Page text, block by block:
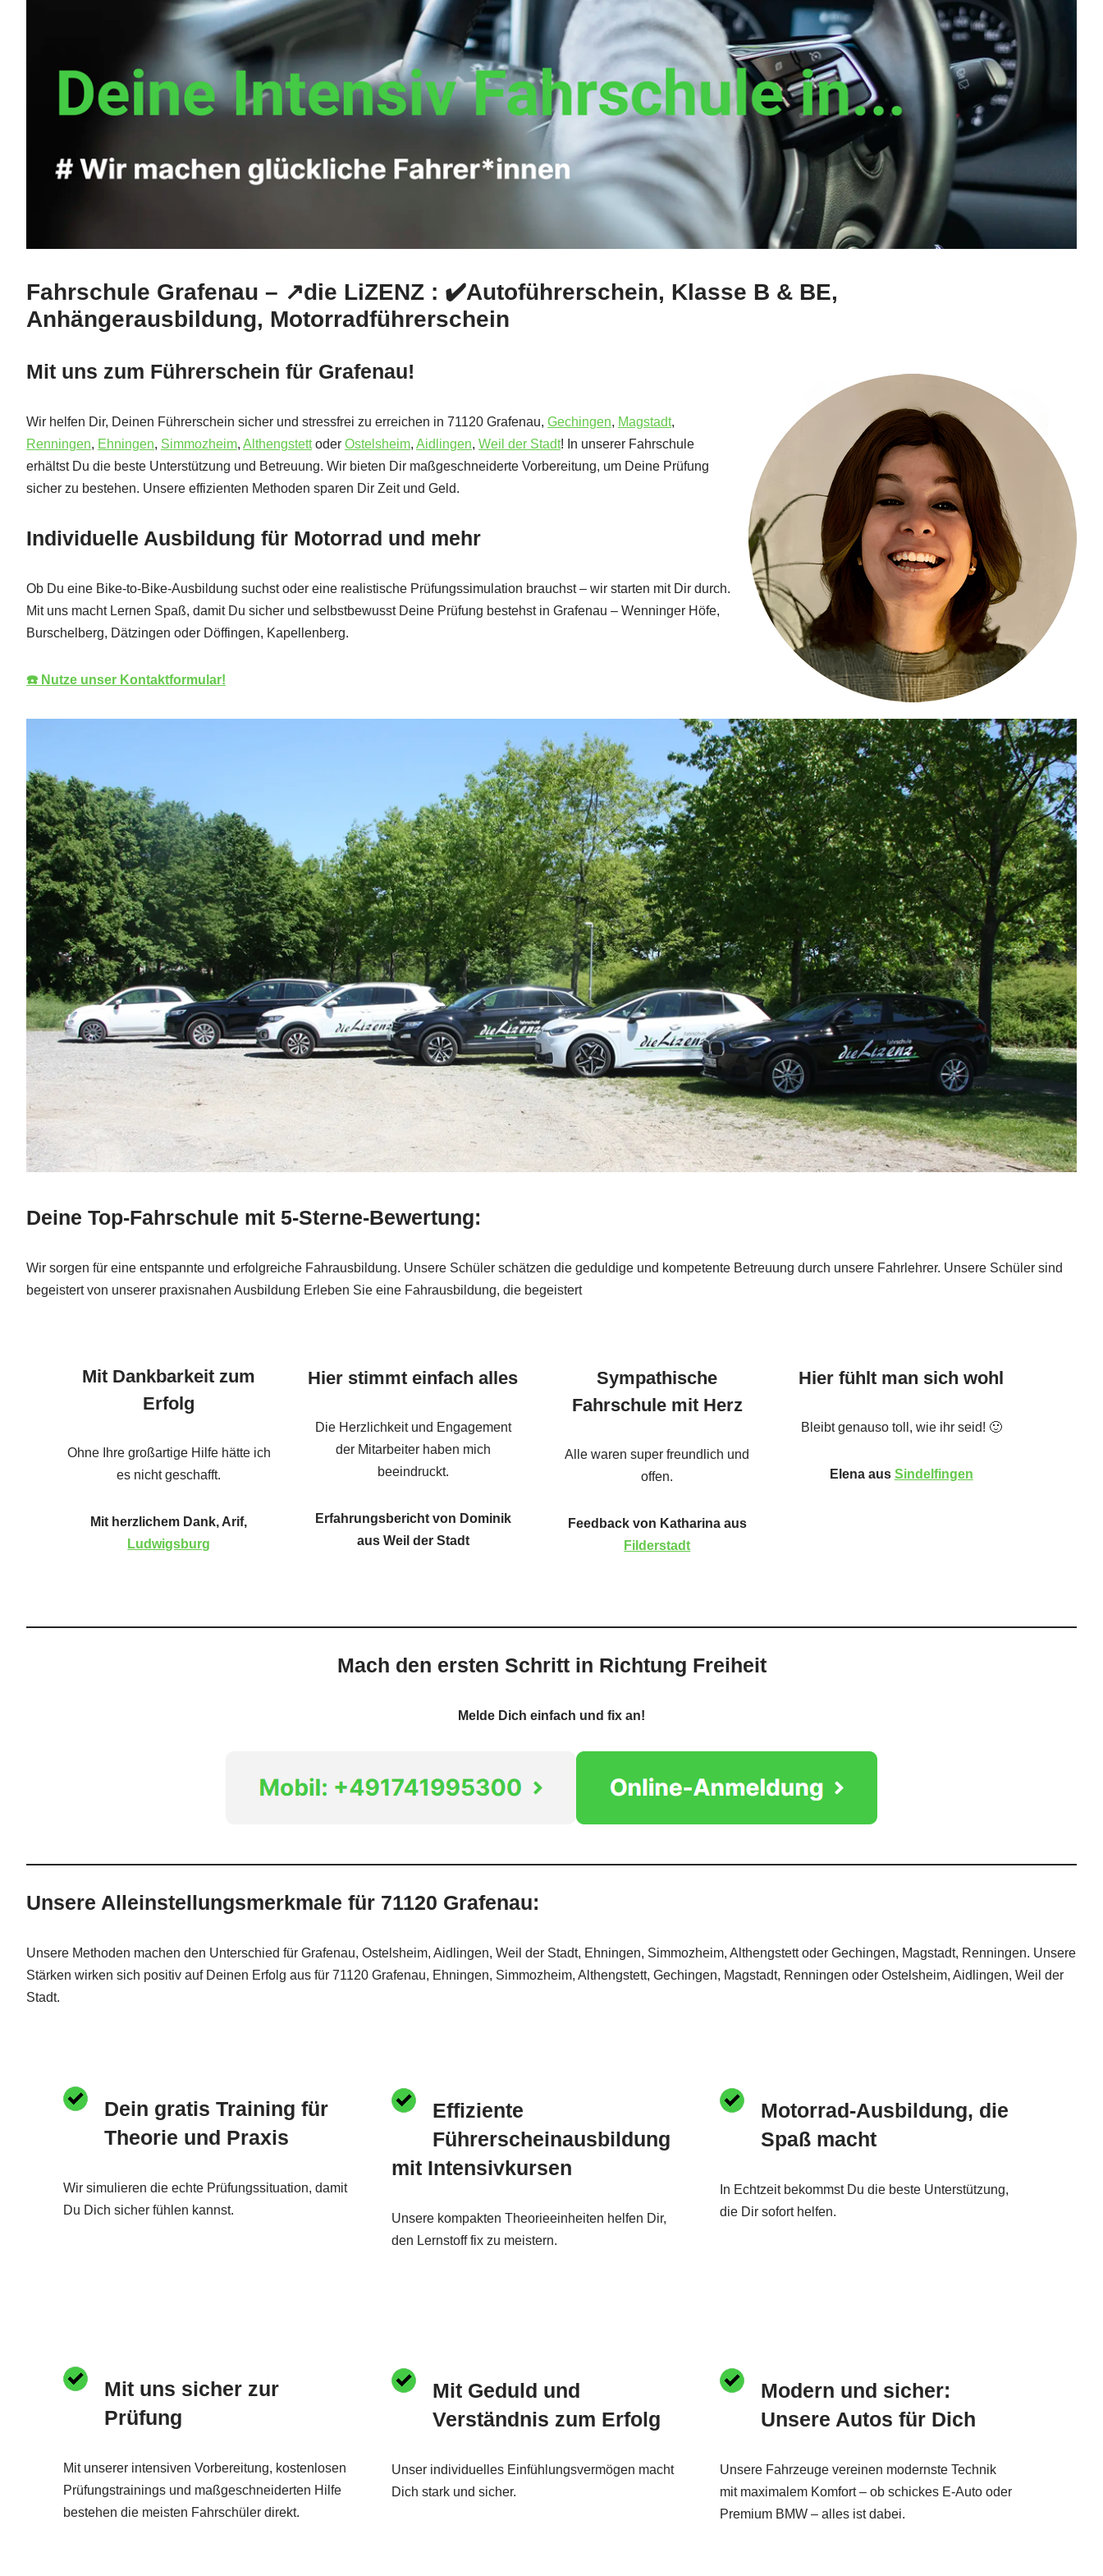
Fahrschule Grafenau – ↗️die LiZENZ : ✔️Autoführerschein, Klasse B & BE,
Anhängerausbildung, Motorradführerschein
Mit uns zum Führerschein für Grafenau!
Wir helfen Dir, Deinen Führerschein sicher und stressfrei zu erreichen in 71120 Grafenau, Gechingen, Magstadt,
Renningen, Ehningen, Simmozheim, Althengstettoder Ostelsheim, Aidlingen, Weil der Stadt! In unserer Fahrschule
erhältst Du die beste Unterstützung und Betreuung. Wir bieten Dir maßgeschneiderte Vorbereitung, um Deine Prüfung
sicher zu bestehen. Unsere effizienten Methoden sparen Dir Zeit und Geld.
Individuelle Ausbildung für Motorrad und mehr
Ob Du eine Bike-to-Bike-Ausbildung suchst oder eine realistische Prüfungssimulation brauchst – wir starten mit Dir durch.
Mit uns macht Lernen Spaß, damit Du sicher und selbstbewusst Deine Prüfung bestehst in Grafenau – Wenninger Höfe,
Burschelberg, Dätzingen oder Döffingen, Kapellenberg.
☎️ Nutze unser Kontaktformular!
Deine Top-Fahrschule mit 5-Sterne-Bewertung:
Wir sorgen für eine entspannte und erfolgreiche Fahrausbildung. Unsere Schüler schätzen die geduldige und kompetente Betreuung durch unsere Fahrlehrer. Unsere Schüler sind
begeistert von unserer praxisnahen Ausbildung Erleben Sie eine Fahrausbildung, die begeistert
Mit Dankbarkeit zum
Erfolg
Ohne Ihre großartige Hilfe hätte ich
es nicht geschafft.
Mit herzlichem Dank, Arif,
Ludwigsburg
Hier stimmt einfach alles
Die Herzlichkeit und Engagement
der Mitarbeiter haben mich
beeindruckt.
Erfahrungsbericht von Dominik
aus Weil der Stadt
Sympathische
Fahrschule mit Herz
Alle waren super freundlich und
offen.
Feedback von Katharina aus
Filderstadt
Hier fühlt man sich wohl
Bleibt genauso toll, wie ihr seid! 🙂
Elena aus Sindelfingen
Mach den ersten Schritt in Richtung Freiheit
Melde Dich einfach und fix an!
Unsere Alleinstellungsmerkmale für 71120 Grafenau:
Unsere Methoden machen den Unterschied für Grafenau, Ostelsheim, Aidlingen, Weil der Stadt, Ehningen, Simmozheim, Althengstett oder Gechingen, Magstadt, Renningen. Unsere
Stärken wirken sich positiv auf Deinen Erfolg aus für 71120 Grafenau, Ehningen, Simmozheim, Althengstett, Gechingen, Magstadt, Renningen oder Ostelsheim, Aidlingen, Weil der
Stadt.
Dein gratis Training für
Theorie und Praxis
Wir simulieren die echte Prüfungssituation, damit
Du Dich sicher fühlen kannst.
Effiziente
Führerscheinausbildung
mit Intensivkursen
Unsere kompakten Theorieeinheiten helfen Dir,
den Lernstoff fix zu meistern.
Motorrad-Ausbildung, die
Spaß macht
In Echtzeit bekommst Du die beste Unterstützung,
die Dir sofort helfen.
Mit uns sicher zur
Prüfung
Mit unserer intensiven Vorbereitung, kostenlosen
Prüfungstrainings und maßgeschneiderten Hilfe
bestehen die meisten Fahrschüler direkt.
Mit Geduld und
Verständnis zum Erfolg
Unser individuelles Einfühlungsvermögen macht
Dich stark und sicher.
Modern und sicher:
Unsere Autos für Dich
Unsere Fahrzeuge vereinen modernste Technik
mit maximalem Komfort – ob schickes E-Auto oder
Premium BMW – alles ist dabei.